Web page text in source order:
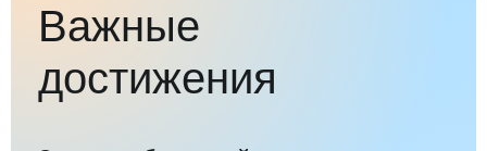
Важные
достижения